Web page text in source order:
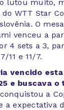
lutou muito,
WTT Star
O
venceu a
4 sets a 3,
11 e 11/7.
vencido
e buscava
a
a expectativa